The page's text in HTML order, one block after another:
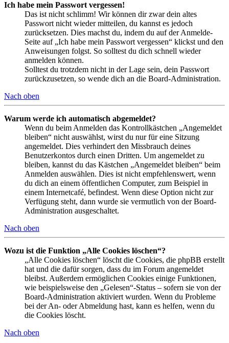
Ich habe mein Passwort vergessen!
Das ist nicht schlimm! Wir können dir zwar dein altes
Passwort nicht wieder mitteilen, du kannst es jedoch
zurücksetzen. Dies machst du, indem du auf der Anmelde-
Seite auf „Ich habe mein Passwort vergessen“ klickst und den
Anweisungen folgst. So solltest du dich schnell wieder
anmelden können.
Solltest du trotzdem nicht in der Lage sein, dein Passwort
zurückzusetzen, so wende dich an die Board-Administration.
Nach oben
Warum werde ich automatisch abgemeldet?
Wenn du beim Anmelden das Kontrollkästchen „Angemeldet
bleiben“ nicht auswählst, wirst du nur für eine Sitzung
angemeldet. Dies verhindert den Missbrauch deines
Benutzerkontos durch einen Dritten. Um angemeldet zu
bleiben, kannst du das Kästchen „Angemeldet bleiben“ beim
Anmelden auswählen. Dies ist nicht empfehlenswert, wenn
du dich an einem öffentlichen Computer, zum Beispiel in
einem Internetcafé, befindest. Wenn diese Option nicht zur
Verfügung steht, dann wurde sie vermutlich von der Board-
Administration ausgeschaltet.
Nach oben
Wozu ist die Funktion „Alle Cookies löschen“?
„Alle Cookies löschen“ löscht die Cookies, die phpBB erstellt
hat und die dafür sorgen, dass du im Forum angemeldet
bleibst. Außerdem ermöglichen Cookies einige Funktionen,
wie beispielsweise den „Gelesen“-Status – sofern sie von der
Board-Administration aktiviert wurden. Wenn du Probleme
bei der An- oder Abmeldung hast, kann es helfen, wenn du
die Cookies löscht.
Nach oben